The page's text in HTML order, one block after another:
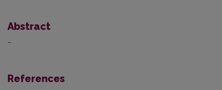
Abstract
–
References